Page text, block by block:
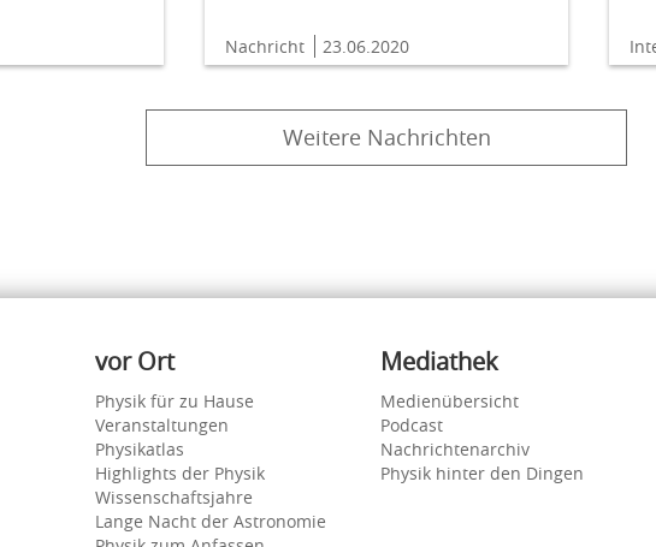
Nachricht 23.06.2020
Weitere Nachrichten
vor Ort
Physik für zu Hause
Veranstaltungen
Physikatlas
Highlights der Physik
Wissenschaftsjahre
Lange Nacht der Astronomie
Mediathek
Medienübersicht
Podcast
Nachrichtenarchiv
Physik hinter den Dingen